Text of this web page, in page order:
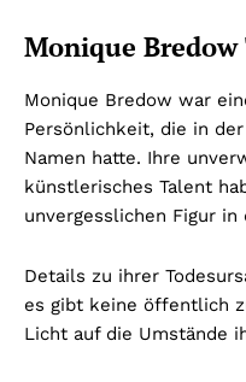
Monique Bredow
Monique Bredow war
Persönlichkeit, die in
Namen hatte. Ihre
künstlerisches Talent
unvergesslichen Figur in
Details zu ihrer
es gibt keine öffentlich
Licht auf die Umstände